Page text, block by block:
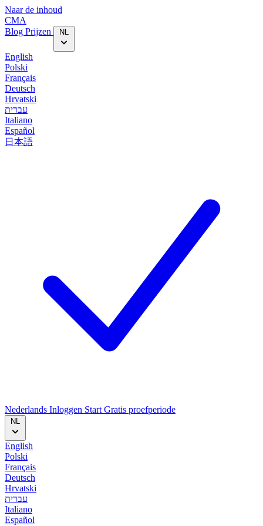
Naar de inhoud
CMA
Blog‎ Prijzen NL
English
Polski
Français
Deutsch
Hrvatski
עברית
Italiano
Español
日本語
Nederlands Inloggen Start Gratis proefperiode
NL
English
Polski
Français
Deutsch
Hrvatski
עברית
Italiano
Español